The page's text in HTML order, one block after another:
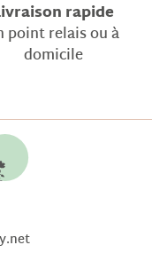
rapide
point relais ou à
domicile